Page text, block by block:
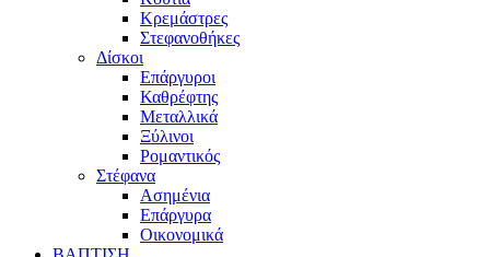
Κρεμάστρες
Στεφανοθήκες
Δίσκοι
Επάργυροι
Καθρέφτης
Μεταλλικά
Ξύλινοι
Ρομαντικός
Στέφανα
Ασημένια
Επάργυρα
Οικονομικά